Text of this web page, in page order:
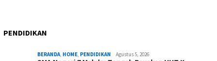
PENDIDIKAN
BERANDA, HOME, PENDIDIKAN Agustus 5, 2026